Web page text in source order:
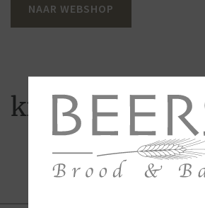
NAAR WEBSHOP
kruidnoot